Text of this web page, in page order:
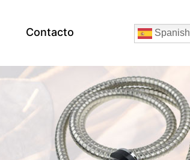
Contacto Spanish